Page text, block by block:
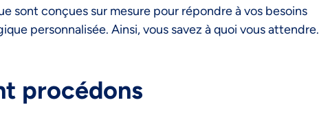
sont conçues sur mesure pour répondre à vos besoins
personnalisée. Ainsi, vous savez à quoi vous attendre.
procédons